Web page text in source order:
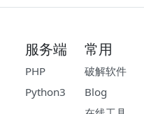
服务端
PHP
Python3
常用
破解软件
Blog